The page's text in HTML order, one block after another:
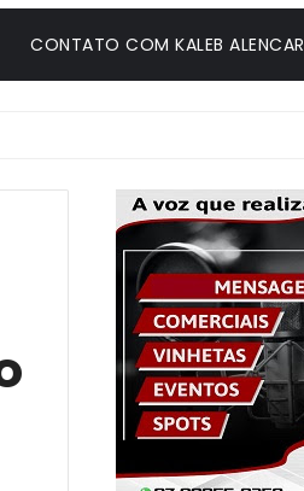
CONTATO COM KALEB ALENCAR